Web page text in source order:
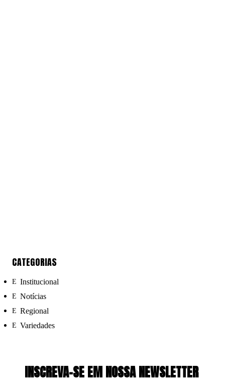
CATEGORIAS
Institucional
Notícias
Regional
Variedades
INSCREVA-SE EM NOSSA NEWSLETTER